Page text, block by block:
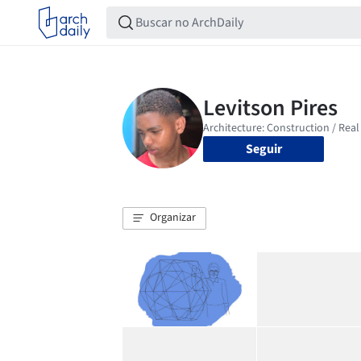
Seguir
Organizar